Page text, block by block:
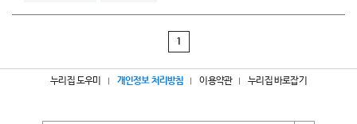
1
누리집 도우미 개인정보 처리방침 이용약관 누리집 바로잡기